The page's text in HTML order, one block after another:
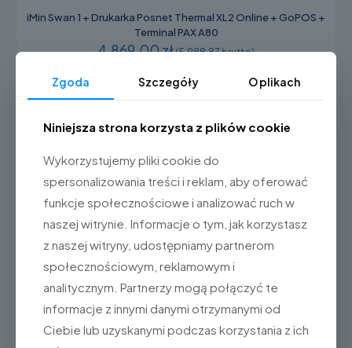
iMin Swan 1 + Drukarka Posnet Thermal XL2 Online + GoPOS +
Terminal PAX A80
4.869,00 zł(5.988,87 brutto)
Dodaj do koszyka
Zgoda Szczegóły O plikach
Niniejsza strona korzysta z plików cookie
Wykorzystujemy pliki cookie do
spersonalizowania treści i reklam, aby oferować
funkcje społecznościowe i analizować ruch w
naszej witrynie. Informacje o tym, jak korzystasz
z naszej witryny, udostępniamy partnerom
społecznościowym, reklamowym i
analitycznym. Partnerzy mogą połączyć te
informacje z innymi danymi otrzymanymi od
Ciebie lub uzyskanymi podczas korzystania z ich